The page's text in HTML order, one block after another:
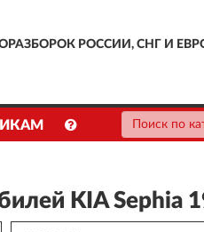
РОССИИ, СНГ И
KIA Sephia